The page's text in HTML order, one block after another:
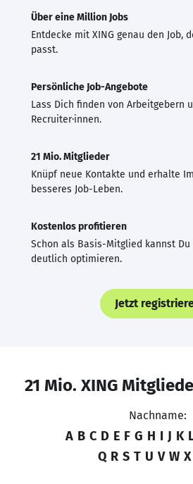
Über eine Million Jobs
Entdecke mit XING genau den Job,
passt.
Persönliche Job-Angebote
Lass Dich finden von Arbeitgebern
Recruiter·innen.
21 Mio. Mitglieder
Knüpf neue Kontakte und erhalte
besseres Job-Leben.
Kostenlos profitieren
Schon als Basis-Mitglied kannst Du
deutlich optimieren.
Jetzt
21 Mio. XING
Nachname:
A B C D E F G H I J K
Q R S T U V W X